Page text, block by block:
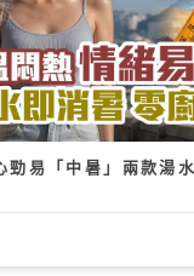
勁易「中暑」兩款湯